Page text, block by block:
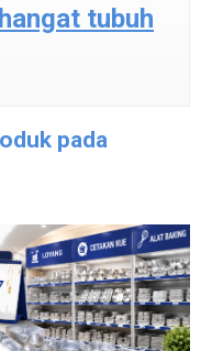
tubuh
pada